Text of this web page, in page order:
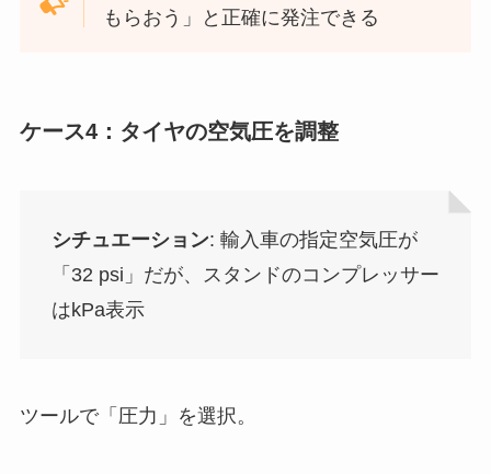
もらおう」と正確に発注できる
ケース4：タイヤの空気圧を調整
シチュエーション: 輸入車の指定空気圧が
「32 psi」だが、スタンドのコンプレッサー
はkPa表示
ツールで「圧力」を選択。